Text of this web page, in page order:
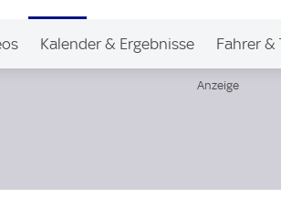
Kalender & Ergebnisse Fahrer &